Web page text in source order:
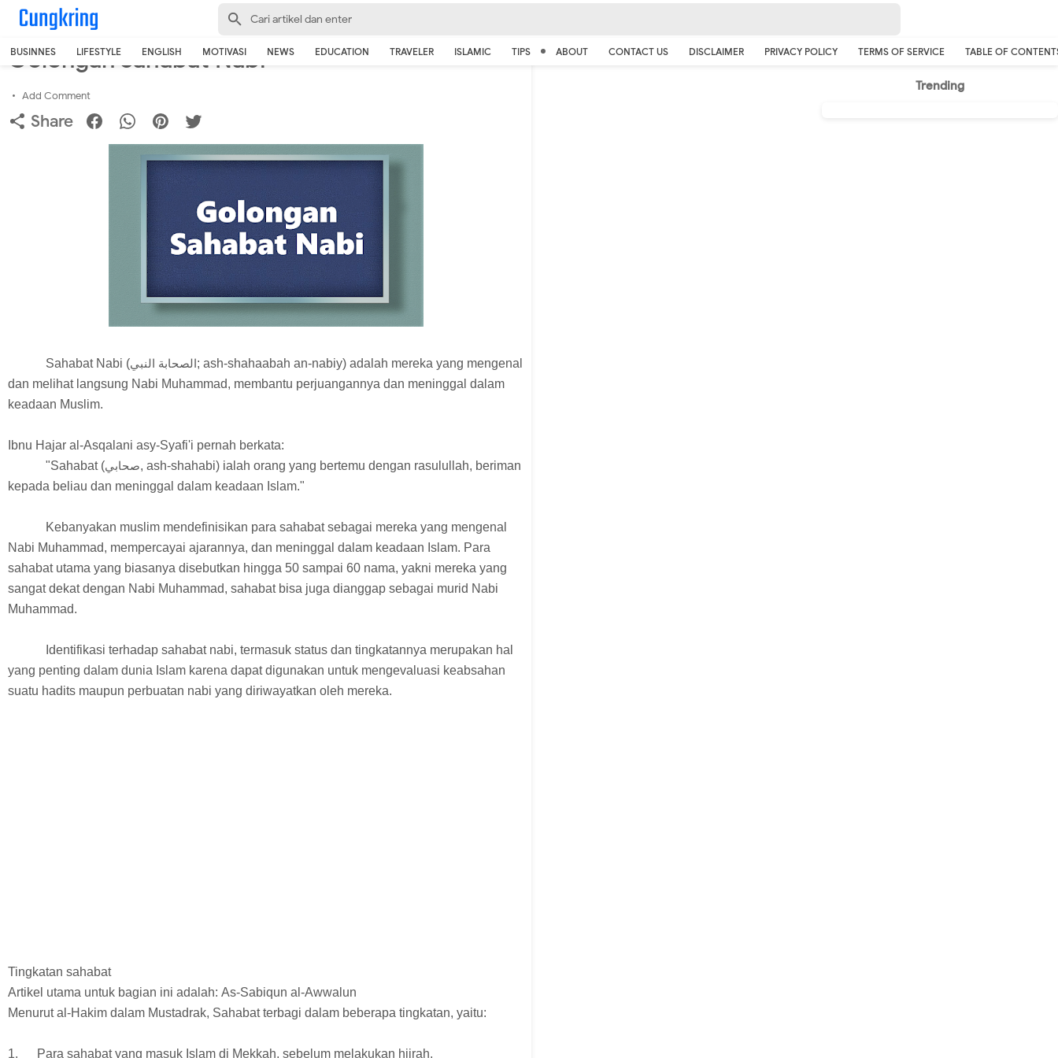
BUSINNES LIFESTYLE ENGLISH MOTIVASI NEWS EDUCATION TRAVELER ISLAMIC TIPS ABOUT CONTACT US DISCLAIMER PRIVACY POLICY TERMS OF SERVICE TABLE OF
Home›Islamic
Golongan Sahabat Nabi
Add Comment
Share
Sahabat Nabi (الصحابة النبي ; ash-shahaabah an-nabiy) adalah mereka yang mengenal
dan melihat langsung Nabi Muhammad, membantu perjuangannya dan meninggal dalam
keadaan Muslim.
Ibnu Hajar al-Asqalani asy-Syafi'i pernah berkata:
"Sahabat (صحابي, ash-shahabi) ialah orang yang bertemu dengan rasulullah, beriman
kepada beliau dan meninggal dalam keadaan Islam."
Kebanyakan muslim mendefinisikan para sahabat sebagai mereka yang mengenal
Nabi Muhammad, mempercayai ajarannya, dan meninggal dalam keadaan Islam. Para
sahabat utama yang biasanya disebutkan hingga 50 sampai 60 nama, yakni mereka yang
sangat dekat dengan Nabi Muhammad, sahabat bisa juga dianggap sebagai murid Nabi
Muhammad.
Identifikasi terhadap sahabat nabi, termasuk status dan tingkatannya merupakan hal
yang penting dalam dunia Islam karena dapat digunakan untuk mengevaluasi keabsahan
suatu hadits maupun perbuatan nabi yang diriwayatkan oleh mereka.
Tingkatan sahabat
Artikel utama untuk bagian ini adalah: As-Sabiqun al-Awwalun
Menurut al-Hakim dalam Mustadrak, Sahabat terbagi dalam beberapa tingkatan, yaitu:
1.
Para sahabat yang masuk Islam di Mekkah, sebelum melakukan hijrah,
Trending